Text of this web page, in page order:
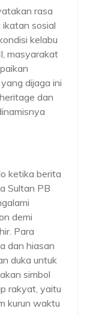
rasa
sosial
kelabu
masyarakat
dijaga ini
dan
ketika berita
Sultan PB
demi
Para
dan hiasan
duka untuk
simbol
rakyat, yaitu
kurun waktu